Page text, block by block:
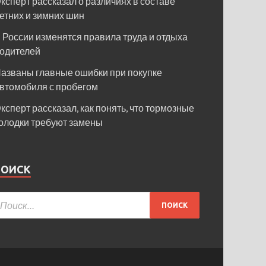
и зимних шин
России изменятся правила труда и отдыха
главные ошибки при покупке
с пробегом
рассказал, как понять, что тормозные
требуют замены